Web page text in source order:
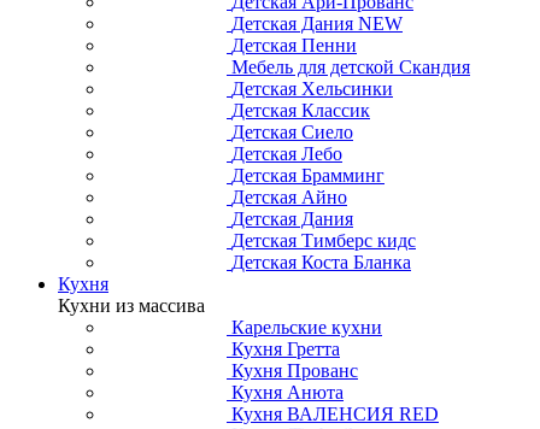
Детская Дания NEW
Детская Пенни
Мебель для детской Скандия
Детская Хельсинки
Детская Классик
Детская Сиело
Детская Лебо
Детская Брамминг
Детская Айно
Детская Дания
Детская Тимберс кидс
Детская Коста Бланка
Кухня
Кухни из массива
Карельские кухни
Кухня Гретта
Кухня Прованс
Кухня Анюта
Кухня ВАЛЕНСИЯ RED